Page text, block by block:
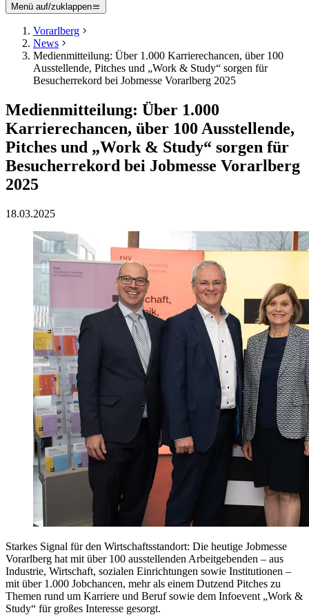
Menü auf/zuklappen
Vorarlberg
News
Medienmitteilung: Über 1.000 Karrierechancen, über 100
Ausstellende, Pitches und „Work & Study“ sorgen für
Besucherrekord bei Jobmesse Vorarlberg 2025
Medienmitteilung: Über 1.000
Karrierechancen, über 100 Ausstellende,
Pitches und „Work & Study“ sorgen für
Besucherrekord bei Jobmesse Vorarlberg
2025
18.03.2025
Starkes Signal für den Wirtschaftsstandort: Die heutige Jobmesse
Vorarlberg hat mit über 100 ausstellenden Arbeitgebenden – aus
Industrie, Wirtschaft, sozialen Einrichtungen sowie Institutionen –
mit über 1.000 Jobchancen, mehr als einem Dutzend Pitches zu
Themen rund um Karriere und Beruf sowie dem Infoevent „Work &
Study“ für großes Interesse gesorgt.